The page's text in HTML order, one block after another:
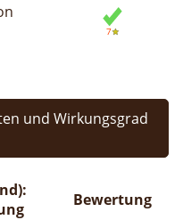
und Wirkungsgrad
Bewertung